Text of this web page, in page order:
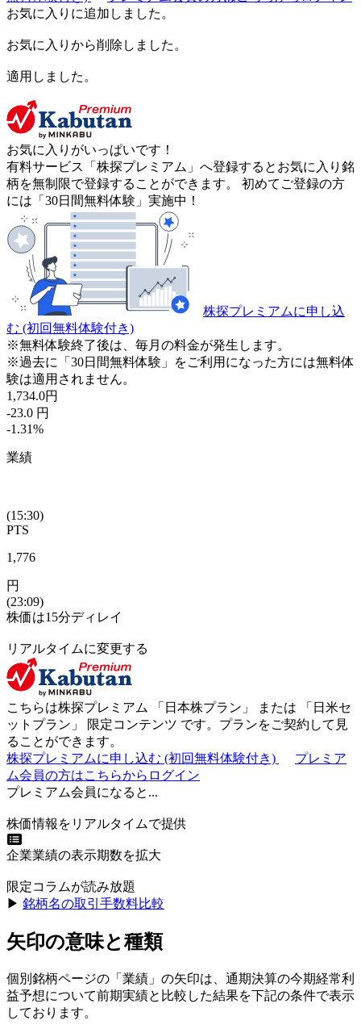
お気に入りに追加しました。
お気に入りから削除しました。
適用しました。
お気に入りがいっぱいです！
有料サービス「株探プレミアム」へ登録するとお気に入り銘
柄を無制限で登録することができます。 初めてご登録の方
には「30日間無料体験」実施中！
株探プレミアムに申し込
む (初回無料体験付き)
※無料体験終了後は、毎月の料金が発生します。
※過去に「30日間無料体験」をご利用になった方には無料体
験は適用されません。
1,734.0円
-23.0 円
-1.31%
業績
(15:30)
PTS
1,776
円
(23:09)
株価は15分ディレイ
リアルタイムに変更する
こちらは株探プレミアム 「 日本株プラン 」 または 「 日米セ
ットプラン 」 限定コンテンツ です。プランをご契約して見
ることができます。
株探プレミアムに申し込む (初回無料体験付き)
プレミア
ム会員の方はこちらからログイン
プレミアム会員になると...
株価情報をリアルタイムで提供
企業業績の表示期数を拡大
限定コラムが読み放題
▶︎ 銘柄名の取引手数料比較
矢印の意味と種類
個別銘柄ページの「業績」の矢印は、通期決算の今期経常利
益予想について前期実績と比較した結果を下記の条件で表示
しております。